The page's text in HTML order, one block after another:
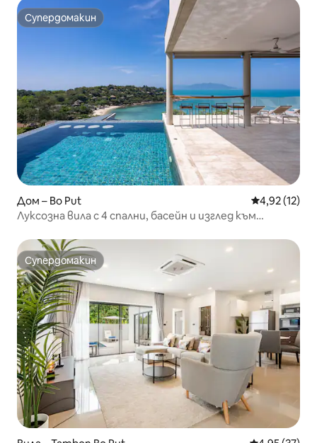
Супердомакин
Супердомакин
Дом – Bo Put Средна
4,92 (12)
Луксозна вила с 4 спални, басейн и изглед към
Супердомакин
Супердомакин